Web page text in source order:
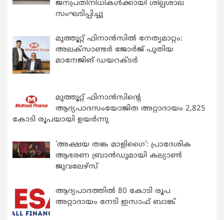
ജനപ്രതിനിധികൾക്കായി ശില്പശാല
സംഘടിപ്പിച്ചു
മുത്തൂറ്റ് ഫിനാൻസിൽ നേതൃമാറ്റം:
അലക്സാണ്ടർ ജോർജ് പുതിയ
മാനേജിങ് ഡയറക്ടർ
മുത്തൂറ്റ് ഫിനാൻസിന്റെ
ആദ്യപാദസംയോജിത അറ്റാദായം 2,825
കോടി രൂപയായി ഉയർന്നു
‘അക്ഷയ തങ്ക മാളിഗൈ’: പ്രാദേശിക
ആഭരണ ബ്രാന്‍ഡുമായി കല്യാണ്‍
ജുവലേഴ്‌സ്
ആദ്യപാദത്തിൽ 80 കോടി രൂപ
അറ്റാദായം നേടി ഇസാഫ് ബാങ്ക്